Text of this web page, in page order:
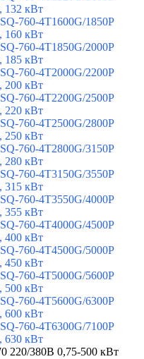
132 кВт
760-4T1600G/1850P
160 кВт
760-4T1850G/2000P
185 кВт
760-4T2000G/2200P
200 кВт
760-4T2200G/2500P
220 кВт
760-4T2500G/2800P
250 кВт
760-4T2800G/3150P
280 кВт
760-4T3150G/3550P
315 кВт
760-4T3550G/4000P
355 кВт
760-4T4000G/4500P
400 кВт
760-4T4500G/5000P
450 кВт
760-4T5000G/5600P
500 кВт
760-4T5600G/6300P
600 кВт
760-4T6300G/7100P
630 кВт
220/380В 0,75-500 кВт